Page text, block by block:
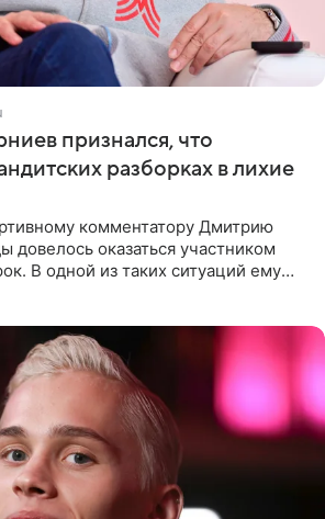
признался, что
разборках в лихие
комментатору Дмитрию
довелось оказаться участником
В одной из таких ситуаций ему